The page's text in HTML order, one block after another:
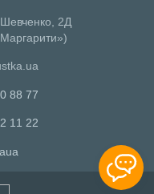
2Д
88 77
11 22